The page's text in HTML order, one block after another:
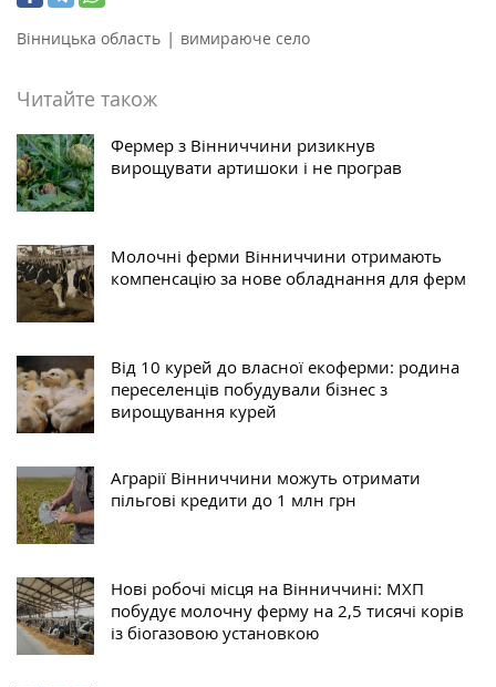
Вінницька область | вимираюче село
Читайте також
Фермер з Вінниччини ризикнув
вирощувати артишоки і не програв
Молочні ферми Вінниччини отримають
компенсацію за нове обладнання для ферм
Від 10 курей до власної екоферми: родина
переселенців побудували бізнес з
вирощування курей
Аграрії Вінниччини можуть отримати
пільгові кредити до 1 млн грн
Нові робочі місця на Вінниччині: МХП
побудує молочну ферму на 2,5 тисячі корів
із біогазовою установкою